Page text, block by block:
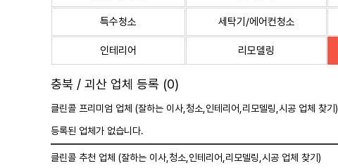
특수청소 세탁기/에어컨청소
인테리어 리모델링
충북 / 괴산 업체 등록 (0)
클린콜 프리미엄 업체 (잘하는 이사, 청소 ,인테리어,리모델링,시공 업체 찾기)
등록된 업체가 없습니다.
클린콜 추천 업체 (잘하는 이사, 청소 ,인테리어,리모델링,시공 업체 찾기)